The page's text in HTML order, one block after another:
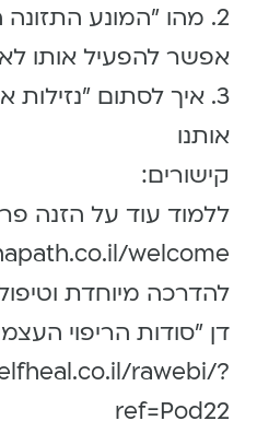
2. מהו ״המונע התזונה
אפשר להפעיל אותו
3. איך לסתום ״נזילות
אותנו
קישורים:
ללמוד עוד על הזנה
welcome
להדרכה מיוחדת
דן ״סודות הריפוי
rawebi/?
ref=Pod22